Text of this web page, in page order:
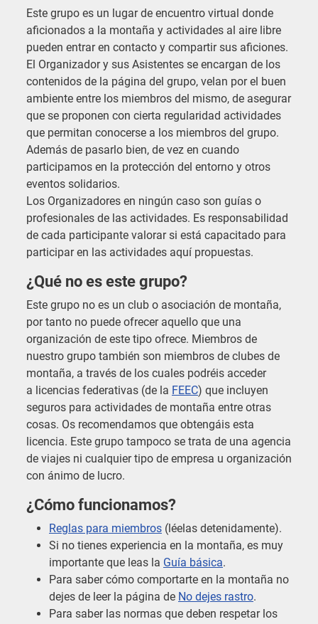
Este grupo es un lugar de encuentro virtual donde
aficionados a la montaña y actividades al aire libre
pueden entrar en contacto y compartir sus aficiones.
El Organizador y sus Asistentes se encargan de los
contenidos de la página del grupo, velan por el buen
ambiente entre los miembros del mismo, de asegurar
que se proponen con cierta regularidad actividades
que permitan conocerse a los miembros del grupo.
Además de pasarlo bien, de vez en cuando
participamos en la protección del entorno y otros
eventos solidarios.
Los Organizadores en ningún caso son guías o
profesionales de las actividades. Es responsabilidad
de cada participante valorar si está capacitado para
participar en las actividades aquí propuestas.
¿Qué no es este grupo?
Este grupo no es un club o asociación de montaña,
por tanto no puede ofrecer aquello que una
organización de este tipo ofrece. Miembros de
nuestro grupo también son miembros de clubes de
montaña, a través de los cuales podréis acceder
a licencias federativas (de la FEEC) que incluyen
seguros para actividades de montaña entre otras
cosas. Os recomendamos que obtengáis esta
licencia. Este grupo tampoco se trata de una agencia
de viajes ni cualquier tipo de empresa u organización
con ánimo de lucro.
¿Cómo funcionamos?
Reglas para miembros (léelas detenidamente).
Si no tienes experiencia en la montaña, es muy
importante que leas la Guía básica.
Para saber cómo comportarte en la montaña no
dejes de leer la página de No dejes rastro.
Para saber las normas que deben respetar los